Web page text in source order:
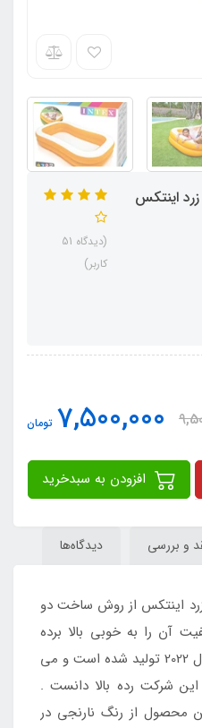
اینتکس
(دیدگاه 51
کاربر)
7,500,000 تومان
و بررسی دیدگاه‌ها
اینتکس از روش ساخت دو
آن را به خوبی بالا برده
در سال 2022 تولید شده است و می
شرکت رده بالا دانست .
محصول از رنگ نارنجی در